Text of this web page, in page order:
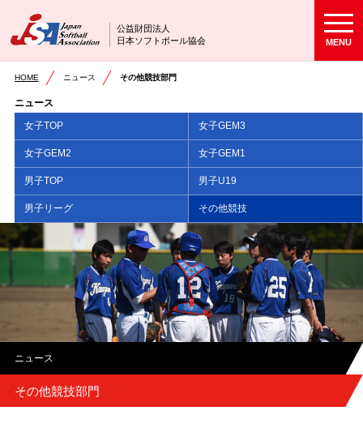
公益財団法人
日本ソフトボール協会
MENU
HOME ニュース その他競技部門
ニュース
女子TOP
女子GEM3
女子GEM2 女子GEM1
男子TOP 男子U19
男子リーグ その他競技
ニュース
その他競技部門